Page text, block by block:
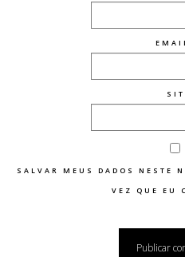
SALVAR MEUS DADOS NESTE
VEZ QUE EU